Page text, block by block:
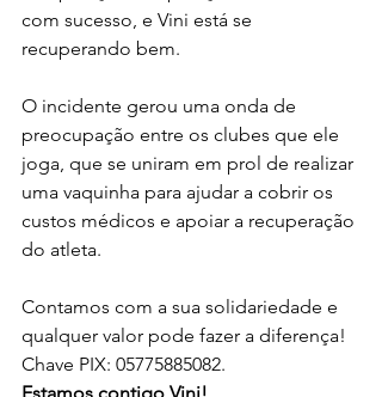
com sucesso, e Vini está se
recuperando bem.
O incidente gerou uma onda de
preocupação entre os clubes que ele
joga, que se uniram em prol de realizar
uma vaquinha para ajudar a cobrir os
custos médicos e apoiar a recuperação
do atleta.
Contamos com a sua solidariedade e
qualquer valor pode fazer a diferença!
Chave PIX: 05775885082.
Estamos contigo Vini!